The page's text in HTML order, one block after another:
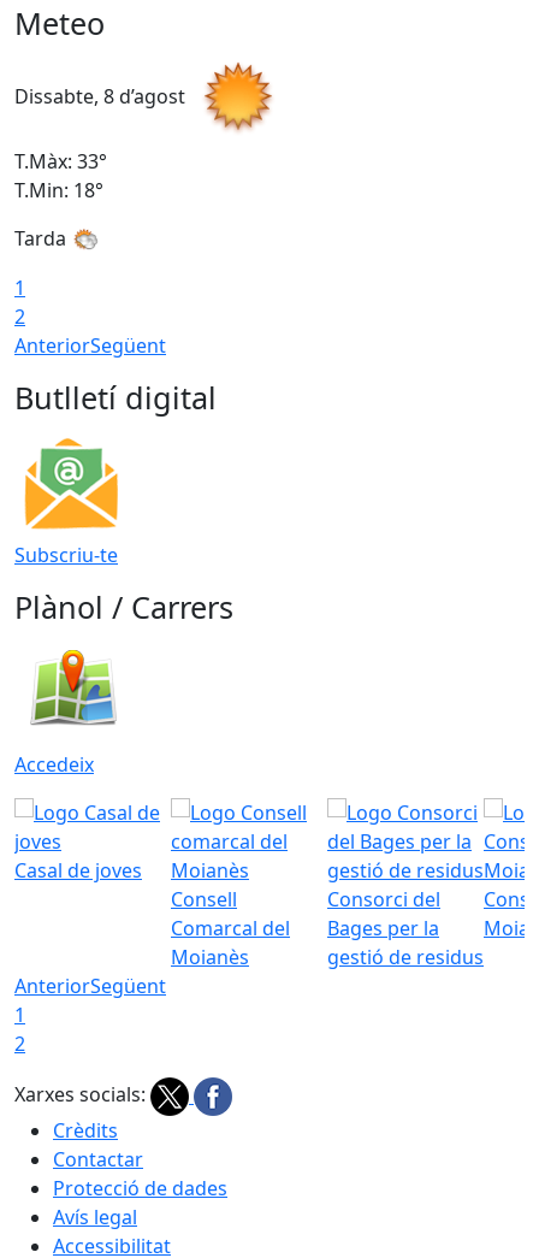
Meteo
Dissabte, 8 d’agost
T.Màx: 33°
T.Min: 18°
Tarda
1
2
AnteriorSegüent
Butlletí digital
Subscriu-te
Plànol / Carrers
Accedeix
Casal de joves
Consell
Comarcal del
Moianès
Consorci del
Bages per la
gestió de residus
AnteriorSegüent
1
2
Xarxes socials:
Crèdits
Contactar
Protecció de dades
Avís legal
Accessibilitat